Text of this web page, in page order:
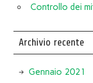
Controllo dei
Archivio recente
Gennaio 2021